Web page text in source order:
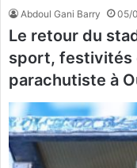
Abdoul Gani Barry 05/
Le retour du
sport, festivités
parachutiste à